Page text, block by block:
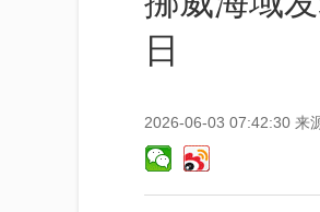
日
2026-06-03 07:42:30 来